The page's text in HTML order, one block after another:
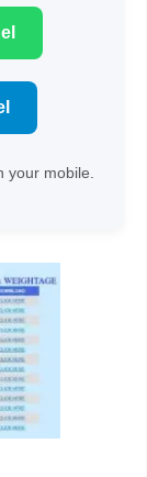
your mobile.